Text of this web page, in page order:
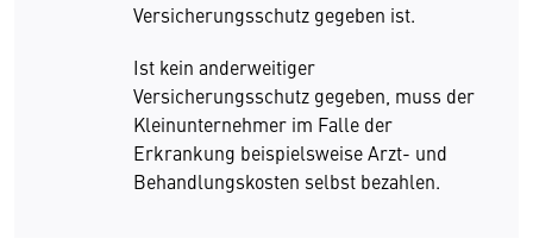
Versicherungsschutz gegeben ist.
Ist kein anderweitiger
Versicherungsschutz gegeben, muss der
Kleinunternehmer im Falle der
Erkrankung beispielsweise Arzt- und
Behandlungskosten selbst bezahlen.